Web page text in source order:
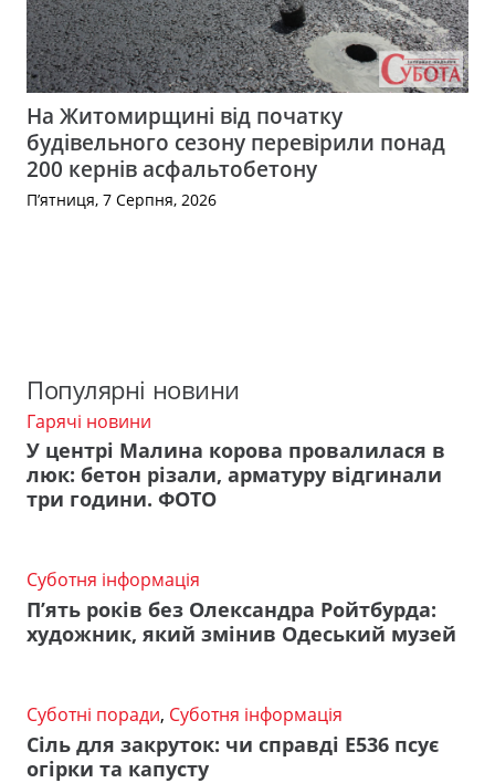
На Житомирщині від початку
будівельного сезону перевірили понад
200 кернів асфальтобетону
П’ятниця, 7 Серпня, 2026
Популярні новини
Гарячі новини
У центрі Малина корова провалилася в
люк: бетон різали, арматуру відгинали
три години. ФОТО
Суботня інформація
П’ять років без Олександра Ройтбурда:
художник, який змінив Одеський музей
Суботні поради, Суботня інформація
Сіль для закруток: чи справді Е536 псує
огірки та капусту